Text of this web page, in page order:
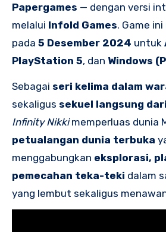
Papergames — dengan versi
melalui Infold Games. Game
pada 5 Desember 2024 untuk
PlayStation 5, dan Windows
Sebagai seri kelima dalam
sekaligus sekuel langsung dari
Infinity Nikkimemperluas dunia
petualangan dunia terbuka
menggabungkan eksplorasi,
pemecahan teka-teki dalam
yang lembut sekaligus